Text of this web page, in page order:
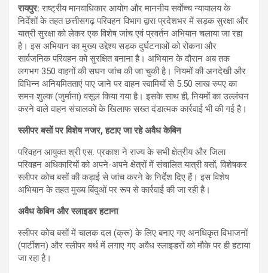
रायपुर:राष्ट्रीय मानवाधिकार आयोग और माननीय सर्वाेच्च न्यायालय के
निर्देशों के तहत छत्तीसगढ़ परिवहन विभाग द्वारा प्रदेशभर में सड़क सुरक्षा और
यात्री सुरक्षा को लेकर एक विशेष जांच एवं प्रवर्तन अभियान चलाया जा रहा
है। इस अभियान का मुख्य उद्देश्य सड़क दुर्घटनाओं को रोकना और
सार्वजनिक परिवहन को सुरक्षित बनाना है। अभियान के दौरान अब तक
लगभग 350 वाहनों की सघन जांच की जा चुकी है। नियमों की अनदेखी और
विभिन्न अनियमितताएं पाए जाने पर वाहन स्वामियों से 5.50 लाख रुपए का
समन शुल्क (जुर्माना) वसूल किया गया है। इसके साथ ही, नियमों का उल्लंघन
करने वाले वाहन संचालकों के खिलाफ सख्त दंडात्मक कार्रवाई भी की गई है।
स्लीपर बसों पर विशेष नजर, हटाए जा रहे अवैध केबिन
परिवहन आयुक्त श्री एस. प्रकाश ने राज्य के सभी क्षेत्रीय और जिला
परिवहन अधिकारियों को अपने-अपने क्षेत्रों में संचालित यात्री बसों, विशेषकर
स्लीपर कोच बसों की कड़ाई से जांच करने के निर्देश दिए हैं। इस विशेष
अभियान के तहत मुख्य बिंदुओं पर रूप से कार्रवाई की जा रही है।
अवैध केबिन और स्लाइडर हटाना
स्लीपर कोच बसों में चालक दल (क्रू) के लिए बनाए गए अनधिकृत विभाजनों
(पार्टीशन) और स्लीपर बर्थ में लगाए गए अवैध स्लाइडरों को मौके पर ही हटाया
जा रहा है।